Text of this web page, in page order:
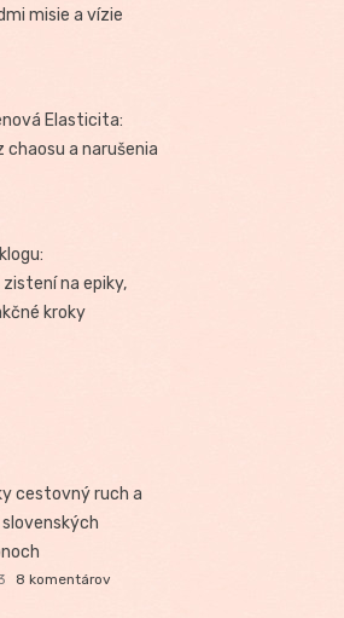
misie a vízie
Elasticita:
chaosu a narušenia
na epiky,
kroky
cestovný ruch a
8 komentárov